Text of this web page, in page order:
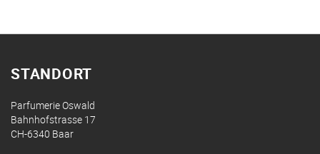
STANDORT
Parfumerie Oswald
Bahnhofstrasse 17
CH-6340 Baar